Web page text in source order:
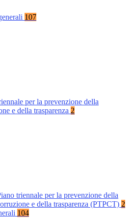
107
per la prevenzione della
e della trasparenza 2
triennale per la prevenzione della
e della trasparenza (PTPCT) 2
104